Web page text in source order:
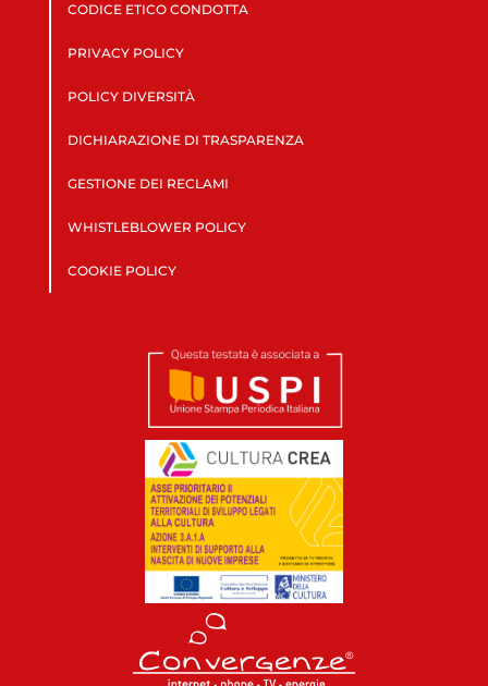
CODICE ETICO CONDOTTA
PRIVACY POLICY
POLICY DIVERSITÀ
DICHIARAZIONE DI TRASPARENZA
GESTIONE DEI RECLAMI
WHISTLEBLOWER POLICY
COOKIE POLICY